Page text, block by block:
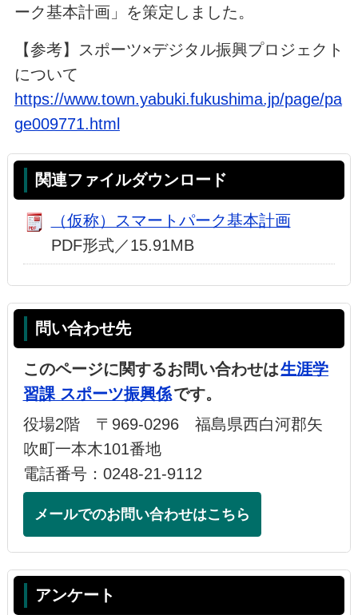
ーク基本計画」を策定しました。
【参考】スポーツ×デジタル振興プロジェクト
について
https://www.town.yabuki.fukushima.jp/page/pa
ge009771.html
関連ファイルダウンロード
（仮称）スマートパーク基本計画
PDF形式／15.91MB
問い合わせ先
このページに関するお問い合わせは生涯学
習課 スポーツ振興係です。
役場2階 〒969-0296 福島県西白河郡矢
吹町一本木101番地
電話番号：0248-21-9112
メールでのお問い合わせはこちら
アンケート